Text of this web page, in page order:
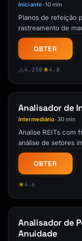
SOLE
────────────────
• Subtracting 1/
• Subtracting
Effective rate:
(not 25% due
"Compensation"
Employer
---
Iniciante•10 min
Planos de refeição
rastreamento de
personal trainer e
OBTER
4.250 4.8
Analisador de
Intermediário•30 min
Analise REITs com
análise de setores
dividendos e
OBTER
4.6
Analisador de
Anuidade